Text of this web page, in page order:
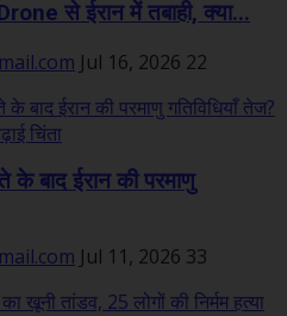
से ईरान में तबाही, क्या...
Jul 16, 2026 22
के बाद ईरान की परमाणु
Jul 11, 2026 33